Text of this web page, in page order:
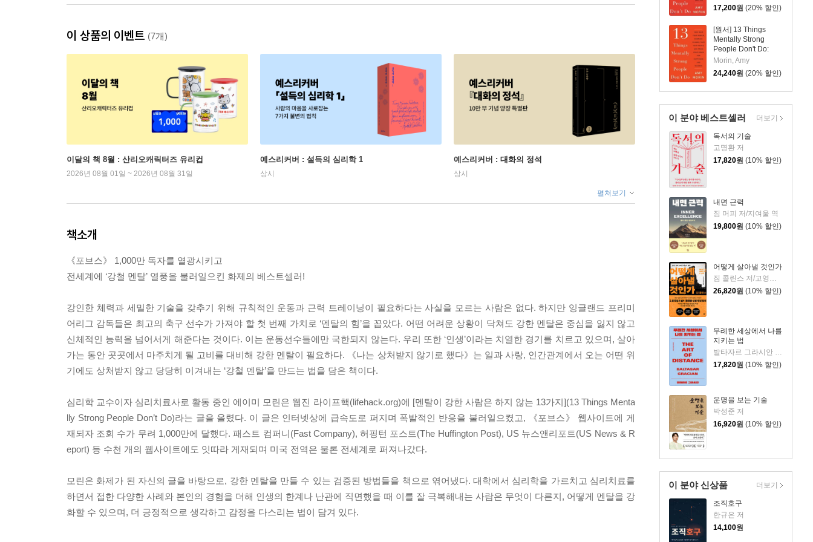
17,200원 (20% 할인)
[원서] 13 Things
Mentally Strong
People Don't Do:
Take Back Your
Power, Embrace
Change, Face Your
Happiness and
Success
Morin, Amy
24,240원 (20% 할인)
이 분야 베스트셀러
독서의 기술
고명환 저
17,820원 (10% 할인)
내면 근력
짐 머피 저/지여울 역
19,800원 (10% 할인)
어떻게 살아낼 것인가
짐 콜린스 저/고영훈,윤영호 역
26,820원 (10% 할인)
무례한 세상에서 나를
지키는 법
발타자르 그라시안 저/하와이 대저택 편저
17,820원 (10% 할인)
운명을 보는 기술
박성준 저
16,920원 (10% 할인)
더보기
이 분야 신상품
조직호구
한규은 저
14,100원
더보기
이 상품의 이벤트 (7개)
이달의 책 8월 : 산리오캐릭터즈 유리컵
2026년 08월 01일 ~ 2026년 08월 31일
예스리커버 : 설득의 심리학 1
상시
예스리커버 : 대화의 정석
상시
펼쳐보기
책소개
《포브스》 1,000만 독자를 열광시키고
전세계에 ‘강철 멘탈’ 열풍을 불러일으킨 화제의 베스트셀러!
강인한 체력과 세밀한 기술을 갖추기 위해 규칙적인 운동과 근력 트레이닝이 필요하다는 사실을 모르는 사람은 없다. 하지만 잉글랜드 프리미
어리그 감독들은 최고의 축구 선수가 가져야 할 첫 번째 가치로 ‘멘탈의 힘’을 꼽았다. 어떤 어려운 상황이 닥쳐도 강한 멘탈은 중심을 잃지 않고
신체적인 능력을 넘어서게 해준다는 것이다. 이는 운동선수들에만 국한되지 않는다. 우리 또한 ‘인생’이라는 치열한 경기를 치르고 있으며, 살아
가는 동안 곳곳에서 마주치게 될 고비를 대비해 강한 멘탈이 필요하다. 《나는 상처받지 않기로 했다》는 일과 사랑, 인간관계에서 오는 어떤 위
기에도 상처받지 않고 당당히 이겨내는 ‘강철 멘탈’을 만드는 법을 담은 책이다.
심리학 교수이자 심리치료사로 활동 중인 에이미 모린은 웹진 라이프핵(lifehack.org)에 [멘탈이 강한 사람은 하지 않는 13가지](13 Things Menta
lly Strong People Don’t Do)라는 글을 올렸다. 이 글은 인터넷상에 급속도로 퍼지며 폭발적인 반응을 불러일으켰고, 《포브스》 웹사이트에 게
재되자 조회 수가 무려 1,000만에 달했다. 패스트 컴퍼니(Fast Company), 허핑턴 포스트(The Huffington Post), US 뉴스앤리포트(US News & R
eport) 등 수천 개의 웹사이트에도 잇따라 게재되며 미국 전역은 물론 전세계로 퍼져나갔다.
모린은 화제가 된 자신의 글을 바탕으로, 강한 멘탈을 만들 수 있는 검증된 방법들을 책으로 엮어냈다. 대학에서 심리학을 가르치고 심리치료를
하면서 접한 다양한 사례와 본인의 경험을 더해 인생의 한계나 난관에 직면했을 때 이를 잘 극복해내는 사람은 무엇이 다른지, 어떻게 멘탈을 강
화할 수 있으며, 더 긍정적으로 생각하고 감정을 다스리는 법이 담겨 있다.